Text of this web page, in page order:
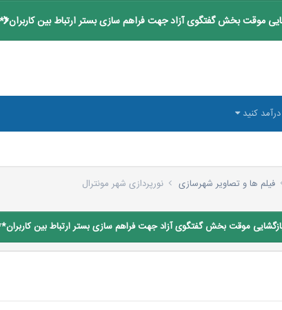
موقت بخش گفتگوی آزاد جهت فراهم سازی بستر ارتباط بین کاربران**
کنید
فیلم ها و تصاویر شهرسازی نورپردازی شهر مونترال
موقت بخش گفتگوی آزاد جهت فراهم سازی بستر ارتباط بین